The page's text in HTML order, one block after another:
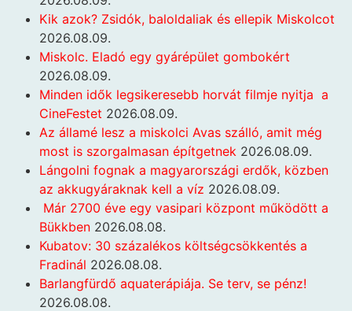
Kik azok? Zsidók, baloldaliak és ellepik Miskolcot
2026.08.09.
Miskolc. Eladó egy gyárépület gombokért
2026.08.09.
Minden idők legsikeresebb horvát filmje nyitja a
CineFestet 2026.08.09.
Az államé lesz a miskolci Avas szálló, amit még
most is szorgalmasan építgetnek 2026.08.09.
Lángolni fognak a magyarországi erdők, közben
az akkugyáraknak kell a víz 2026.08.09.
Már 2700 éve egy vasipari központ működött a
Bükkben 2026.08.08.
Kubatov: 30 százalékos költségcsökkentés a
Fradinál 2026.08.08.
Barlangfürdő aquaterápiája. Se terv, se pénz!
2026.08.08.